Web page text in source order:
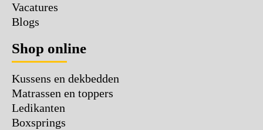
Vacatures
Blogs
Shop online
Kussens en dekbedden
Matrassen en toppers
Ledikanten
Boxsprings